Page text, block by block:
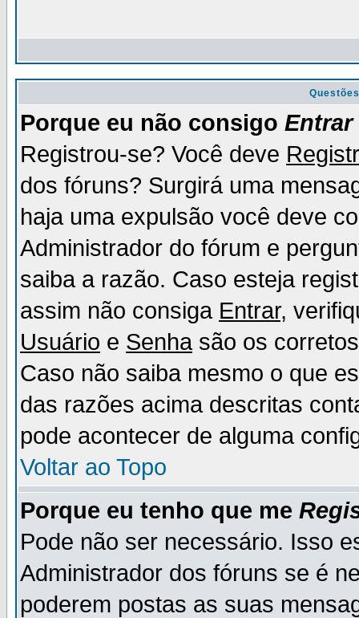
Porque eu não consigo Entrar
Registrou-se? Você deve
dos fóruns? Surgirá uma
haja uma expulsão você deve
Administrador do fórum e
saiba a razão. Caso esteja
assim não consiga Entrar,
Usuário e Senhasão os
Caso não saiba mesmo o que
das razões acima descritas
pode acontecer de alguma
Voltar ao Topo
Porque eu tenho que me
Pode não ser necessário. Isso
Administrador dos fóruns se é
poderem postas as suas